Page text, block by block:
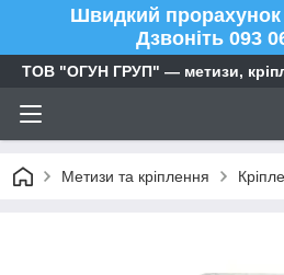
Швидкий прорахунок
Дзвоніть 093
ТОВ "ОГУН ГРУП" — метизи,
Метизи та кріплення